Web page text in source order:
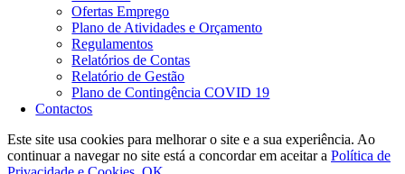
Ofertas Emprego
Plano de Atividades e Orçamento
Regulamentos
Relatórios de Contas
Relatório de Gestão
Plano de Contingência COVID 19
Contactos
Este site usa cookies para melhorar o site e a sua experiência. Ao
continuar a navegar no site está a concordar em aceitar a Política de